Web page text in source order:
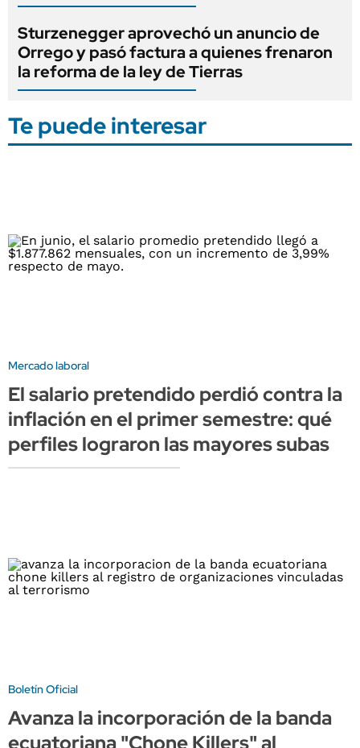
Sturzenegger aprovechó un anuncio de
Orrego y pasó factura a quienes frenaron
la reforma de la ley de Tierras
Te puede interesar
Mercado laboral
El salario pretendido perdió contra la
inflación en el primer semestre: qué
perfiles lograron las mayores subas
Boletín Oficial
Avanza la incorporación de la banda
ecuatoriana "Chone Killers" al